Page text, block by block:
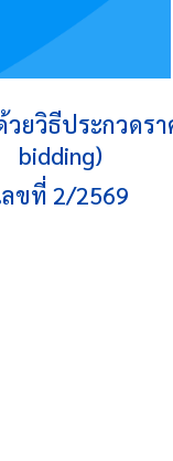
ยวิธีประกวดร
bidding)
ลขที่ 2/2569